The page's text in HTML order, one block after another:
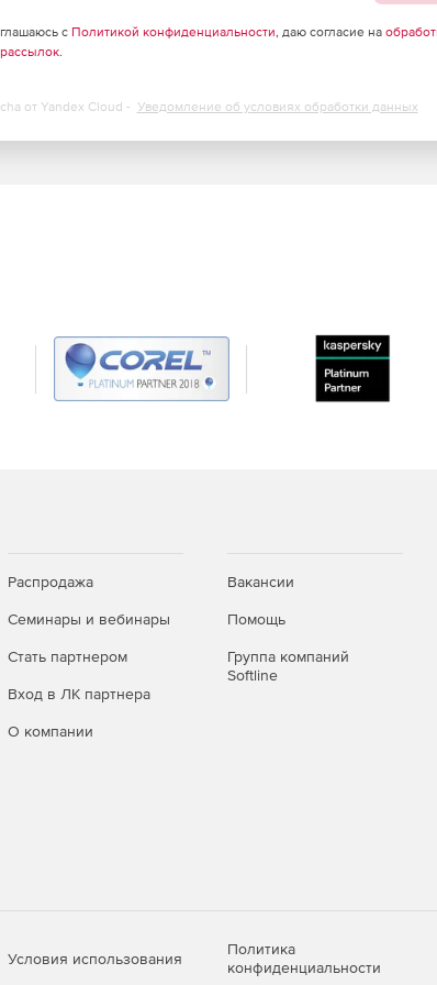
графических материалов
в соответствии с
с Политикой конфиденциальности, даю согласие на
.
от Yandex Cloud - Уведомление об условиях обработки данных
Распродажа
Семинары и вебинары
Стать партнером
Вход в ЛК партнера
О компании
Вакансии
Помощь
Группа компаний
Softline
Условия использования
Политика
конфиденциальности